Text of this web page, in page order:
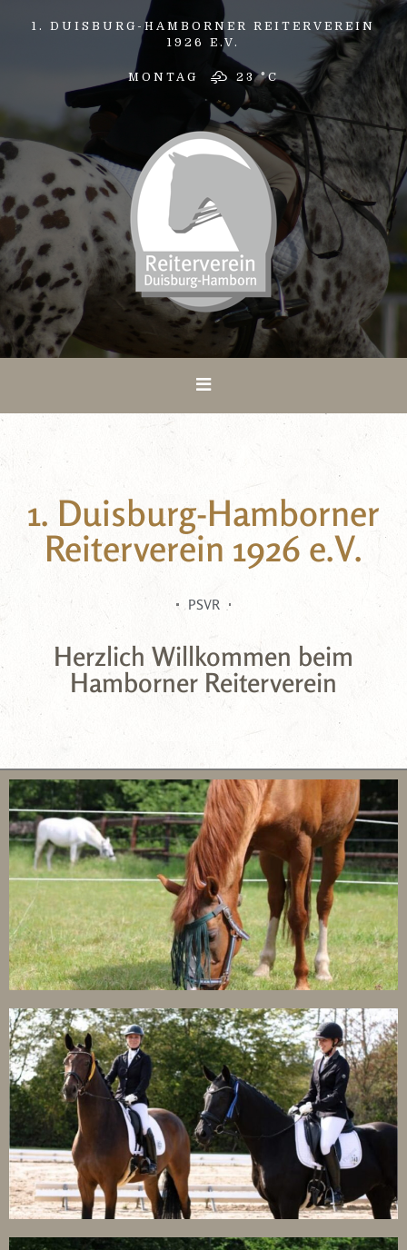
1. DUISBURG-HAMBORNER REITERVEREIN
1926 E.V.
MONTAG 23 °C
1. Duisburg-Hamborner
Reiterverein 1926 e.V.
PSVR
Herzlich Willkommen beim
Hamborner Reiterverein